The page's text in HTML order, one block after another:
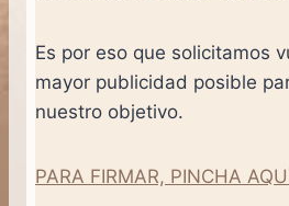
Es por eso que solicitamos
mayor publicidad posible
nuestro objetivo.
PARA FIRMAR, PINCHA